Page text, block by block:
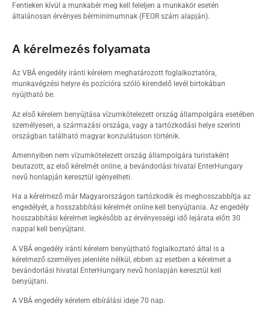
Fentieken kívül a munkabér meg kell feleljen a munkakör esetén
általánosan érvényes bérminimumnak (FEOR szám alapján).
A kérelmezés folyamata
Az VBÁ engedély iránti kérelem meghatározott foglalkoztatóra,
munkavégzési helyre és pozícióra szóló kirendelő levél birtokában
nyújtható be.
Az első kérelem benyújtása vízumkötelezett ország állampolgára esetében
személyesen, a származási országa, vagy a tartózkodási helye szerinti
országban található magyar konzulátuson történik.
Amennyiben nem vízumkötelezett ország állampolgára turistaként
beutazott, az első kérelmét online, a bevándorlási hivatal EnterHungary
nevű honlapján keresztül igényelheti.
Ha a kérelmező már Magyarországon tartózkodik és meghosszabbítja az
engedélyét, a hosszabbítási kérelmét online kell benyújtania. Az engedély
hosszabbítási kérelmet legkésőbb az érvényességi idő lejárata előtt 30
nappal kell benyújtani.
A VBÁ engedély iránti kérelem benyújtható foglalkoztató által is a
kérelmező személyes jelenléte nélkül, ebben az esetben a kérelmet a
bevándorlási hivatal EnterHungary nevű honlapján keresztül kell
benyújtani.
A VBÁ engedély kérelem elbírálási ideje 70 nap.